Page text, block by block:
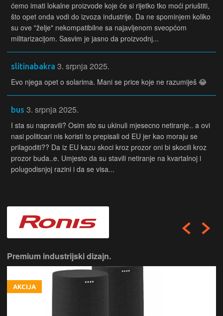
ćemo imati lokalne proizvode koje će si rijetko tko moći priuštiti,
što opet onda vodi do izvoza industrije. Da ne spominjem koliko
su ove "želje" nekompatibilne sa najavljenom sveopćom
militarizacijom. Sasvim je jasno da proizvodnj...
slitinabakra 3. srpnja 2025.
Evo njega opet o solarima. Mani se price koje ne razumiješ 😂
bus 3. srpnja 2025.
I sta su napravili? Osim sto su ukinuli mjesecno netiranje.. a ovi
nasi politicari nis koristi to prepisali od EU jer kao moraju se
prilagoditi?? Da iz EU kazu skoci kroz prozor oni bi skocili kroz
prozor buda..e. Umjesto da su stavili netiranje na kvartalnoj i
polugodisnjoj razini i da se visa...
Premium industrijski dizajn.
AKCIJA